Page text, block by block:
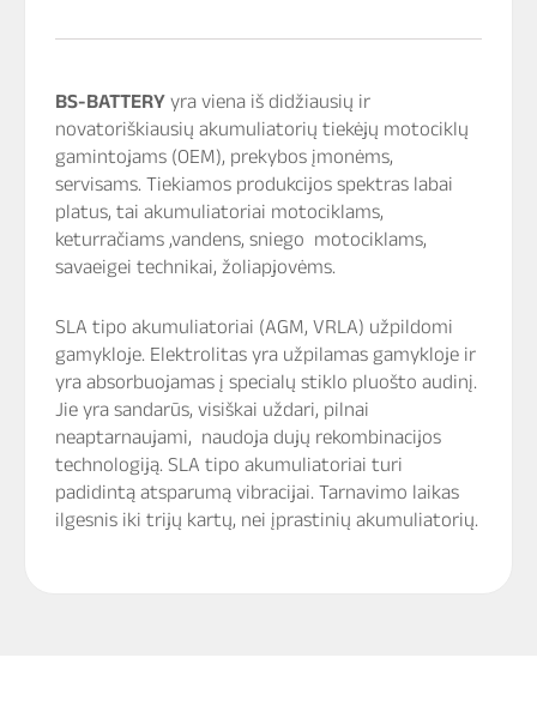
BS-BATTERY yra viena iš didžiausių ir
novatoriškiausių akumuliatorių tiekėjų motociklų
gamintojams (OEM), prekybos įmonėms,
servisams. Tiekiamos produkcijos spektras labai
platus, tai akumuliatoriai motociklams,
keturračiams ,vandens, sniego motociklams,
savaeigei technikai, žoliapjovėms.
SLA tipo akumuliatoriai (AGM, VRLA) užpildomi
gamykloje. Elektrolitas yra užpilamas gamykloje ir
yra absorbuojamas į specialų stiklo pluošto audinį.
Jie yra sandarūs, visiškai uždari, pilnai
neaptarnaujami, naudoja dujų rekombinacijos
technologiją. SLA tipo akumuliatoriai turi
padidintą atsparumą vibracijai. Tarnavimo laikas
ilgesnis iki trijų kartų, nei įprastinių akumuliatorių.